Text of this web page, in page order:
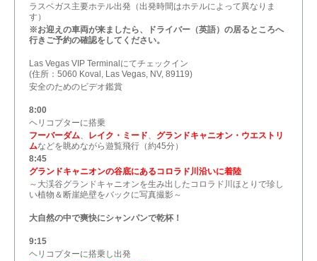
ラスベガス主要ホテル出発（出発時間はホテルによって異なりま
す）
※お迎えの車両が来ましたら、ドライバー（英語）の居るところへ
行きご予約の確認をしてください。
Las Vegas VIP Terminalにてチェックイン
(住所：5060 Koval, Las Vegas, NV, 89119)
安全のためのビデオ鑑賞
8:00
ヘリコプターに搭乗
フーバーダム、 レイク・ミード、 グランドキャニオン・ウエストリ
ムなどを眺めながら遊覧飛行（約45分）
8:45
グランドキャニオンの谷底にあるコロラド川沿いに着陸
～大渓谷グランドキャニオンを生み出したコロラド川ほとりで珍し
い植物＆断崖絶壁をバックに写真撮影～
大自然の中で爽快にシャンパンで乾杯！
9:15
ヘリコプターに搭乗し出発